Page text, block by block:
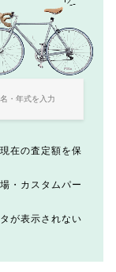
在の査定額を保
・カスタムパー
が表示されない